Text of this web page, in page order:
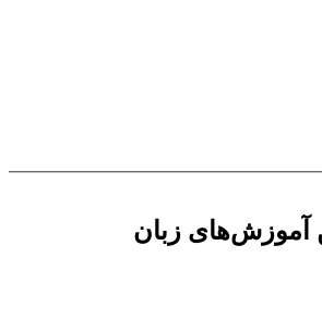
آموزش‌های زبان